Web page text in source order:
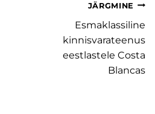
JÄRGMINE
Esmaklassiline
kinnisvarateenus
eestlastele Costa
Blancas